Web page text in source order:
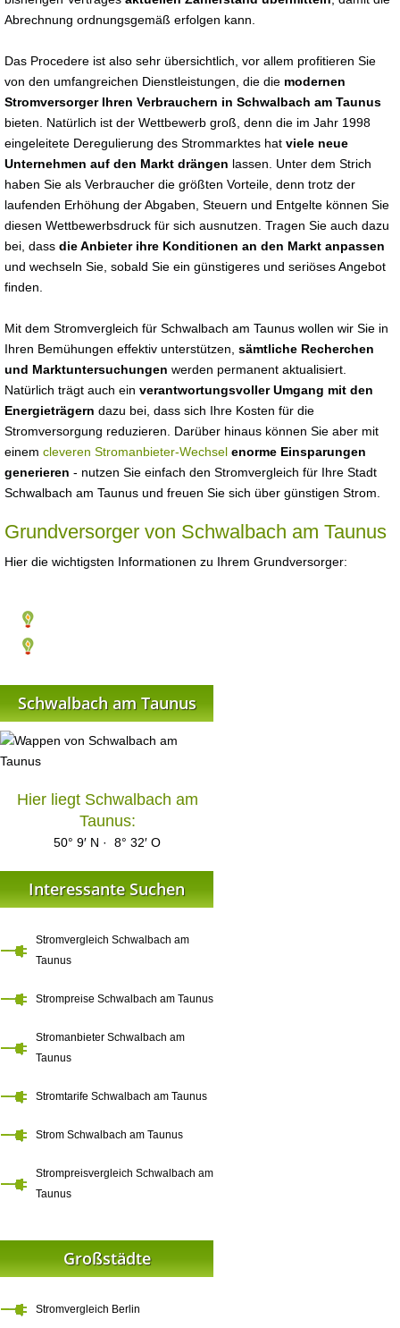
Abrechnung ordnungsgemäß erfolgen kann.
Das Procedere ist also sehr übersichtlich, vor allem profitieren Sie
von den umfangreichen Dienstleistungen, die die modernen
Stromversorger Ihren Verbrauchern in Schwalbach am Taunus
bieten. Natürlich ist der Wettbewerb groß, denn die im Jahr 1998
eingeleitete Deregulierung des Strommarktes hat viele neue
Unternehmen auf den Markt drängen lassen. Unter dem Strich
haben Sie als Verbraucher die größten Vorteile, denn trotz der
laufenden Erhöhung der Abgaben, Steuern und Entgelte können Sie
diesen Wettbewerbsdruck für sich ausnutzen. Tragen Sie auch dazu
bei, dass die Anbieter ihre Konditionen an den Markt anpassen
und wechseln Sie, sobald Sie ein günstigeres und seriöses Angebot
finden.
Mit dem Stromvergleich für Schwalbach am Taunus wollen wir Sie in
Ihren Bemühungen effektiv unterstützen, sämtliche Recherchen
und Marktuntersuchungen werden permanent aktualisiert.
Natürlich trägt auch ein verantwortungsvoller Umgang mit den
Energieträgern dazu bei, dass sich Ihre Kosten für die
Stromversorgung reduzieren. Darüber hinaus können Sie aber mit
einem cleveren Stromanbieter-Wechsel enorme Einsparungen
generieren - nutzen Sie einfach den Stromvergleich für Ihre Stadt
Schwalbach am Taunus und freuen Sie sich über günstigen Strom.
Grundversorger von Schwalbach am Taunus
Hier die wichtigsten Informationen zu Ihrem Grundversorger:
Schwalbach am Taunus
Hier liegt Schwalbach am
Taunus:
50° 9′ N · 8° 32′ O
Interessante Suchen
Stromvergleich Schwalbach am
Taunus
Strompreise Schwalbach am Taunus
Stromanbieter Schwalbach am
Taunus
Stromtarife Schwalbach am Taunus
Strom Schwalbach am Taunus
Strompreisvergleich Schwalbach am
Taunus
Großstädte
Stromvergleich Berlin